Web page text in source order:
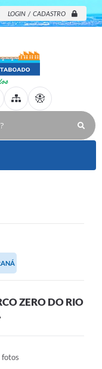
LOGIN / CADASTRO
ZERO DO RIO
fotos